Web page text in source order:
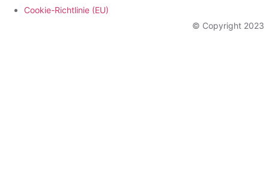
Cookie-Richtlinie (EU)
© Copyright 2023